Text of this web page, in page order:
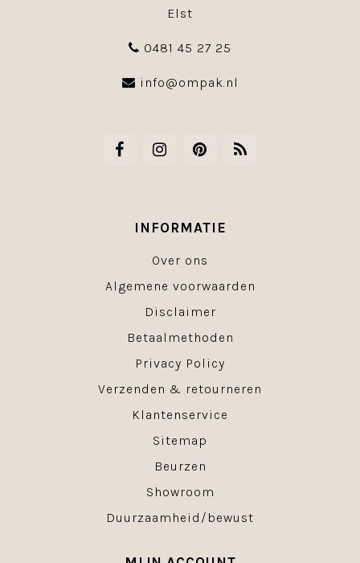
Elst
0481 45 27 25
info@ompak.nl
INFORMATIE
Over ons
Algemene voorwaarden
Disclaimer
Betaalmethoden
Privacy Policy
Verzenden & retourneren
Klantenservice
Sitemap
Beurzen
Showroom
Duurzaamheid/bewust